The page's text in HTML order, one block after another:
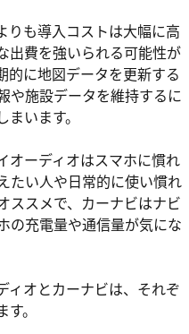
りも導入コストは大幅に高
出費を強いられる可能性が
的に地図データを更新する
や施設データを維持するに
います。
オーディオはスマホに慣れ
たい人や日常的に使い慣れ
ススメで、カーナビはナビ
の充電量や通信量が気にな
ィオとカーナビは、それぞ
。